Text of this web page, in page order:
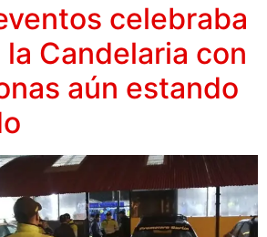
celebraba
Candelaria con
aún estando